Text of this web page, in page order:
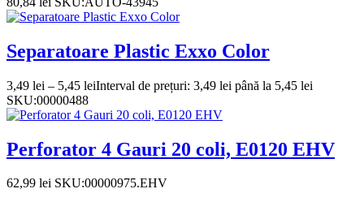
Separatoare Plastic Exxo Color
3,49 lei – 5,45 leiInterval de prețuri: 3,49 lei până la 5,45 lei
SKU:00000488
Perforator 4 Gauri 20 coli, E0120 EHV
62,99 lei SKU:00000975.EHV